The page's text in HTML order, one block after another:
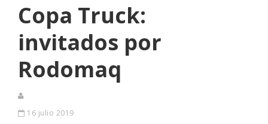
Copa Truck:
invitados por
Rodomaq
16 julio 2019